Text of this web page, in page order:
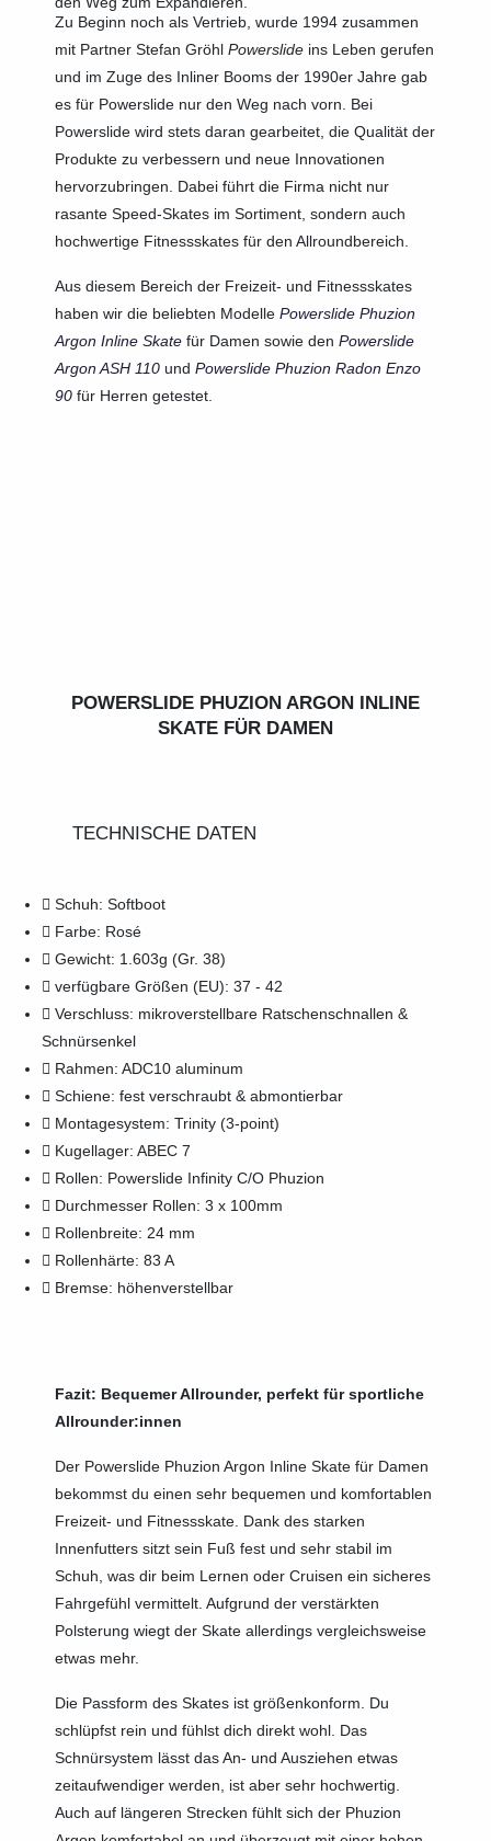
Zu Beginn noch als Vertrieb, wurde 1994 zusammen
mit Partner Stefan Gröhl Powerslide ins Leben gerufen
und im Zuge des Inliner Booms der 1990er Jahre gab
es für Powerslide nur den Weg nach vorn. Bei
Powerslide wird stets daran gearbeitet, die Qualität der
Produkte zu verbessern und neue Innovationen
hervorzubringen. Dabei führt die Firma nicht nur
rasante Speed-Skates im Sortiment, sondern auch
hochwertige Fitnessskates für den Allroundbereich.
Aus diesem Bereich der Freizeit- und Fitnessskates
haben wir die beliebten Modelle Powerslide Phuzion
Argon Inline Skate für Damen sowie den Powerslide
Argon ASH 110 und Powerslide Phuzion Radon Enzo
90 für Herren getestet.
POWERSLIDE PHUZION ARGON INLINE
SKATE FÜR DAMEN​
TECHNISCHE DATEN
Schuh: Softboot
Farbe: Rosé
Gewicht: 1.603g (Gr. 38)
verfügbare Größen (EU): 37 - 42
Verschluss: mikroverstellbare Ratschenschnallen &
Schnürsenkel
Rahmen: ADC10 aluminum
Schiene: fest verschraubt & abmontierbar
Montagesystem: Trinity (3-point)
Kugellager: ABEC 7
Rollen: Powerslide Infinity C/O Phuzion
Durchmesser Rollen: 3 x 100mm
Rollenbreite: 24 mm
Rollenhärte: 83 A
Bremse: höhenverstellbar
Fazit: Bequemer Allrounder, perfekt für sportliche
Allrounder:innen
Der Powerslide Phuzion Argon Inline Skate für Damen
bekommst du einen sehr bequemen und komfortablen
Freizeit- und Fitnessskate. Dank des starken
Innenfutters sitzt sein Fuß fest und sehr stabil im
Schuh, was dir beim Lernen oder Cruisen ein sicheres
Fahrgefühl vermittelt. Aufgrund der verstärkten
Polsterung wiegt der Skate allerdings vergleichsweise
etwas mehr.
Die Passform des Skates ist größenkonform. Du
schlüpfst rein und fühlst dich direkt wohl. Das
Schnürsystem lässt das An- und Ausziehen etwas
zeitaufwendiger werden, ist aber sehr hochwertig.
Auch auf längeren Strecken fühlt sich der Phuzion